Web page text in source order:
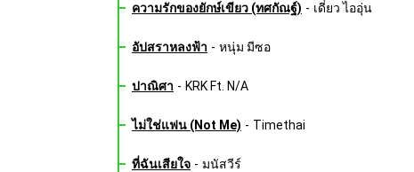
ความรักของยักษ์เขียว (ทศกัณฐ์) - เดี่ยว ไออุ่น
อัปสราหลงฟ้า - หนุ่ม มีซอ
ปาณิศา - KRK Ft. N/A
ไม่ใช่แฟน (Not Me) - Timethai
ที่ฉันเสียใจ - มนัสวีร์